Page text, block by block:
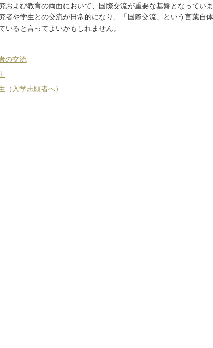
および教育の両面において、国際交流が重要な基盤となっていま
者や学生との交流が日常的になり、「国際交流」という言葉自
いると言ってよいかもしれません。
の交流
（入学志願者へ）